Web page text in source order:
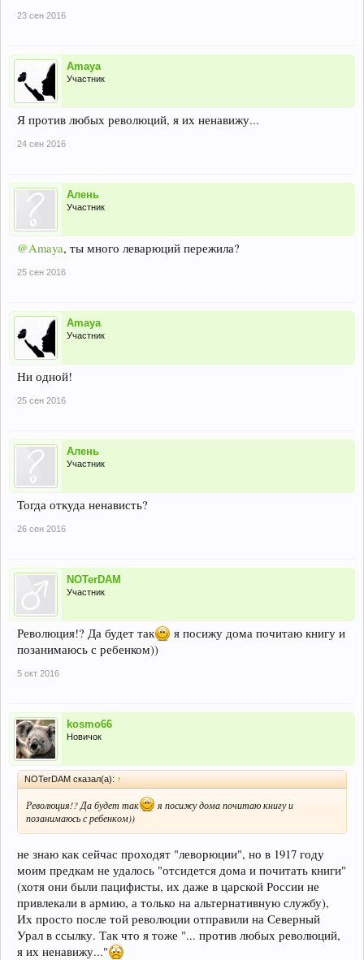
23 сен 2016
Amaya
Участник
Я против любых революций, я их ненавижу...
24 сен 2016
Алень
Участник
@Amaya, ты много леварюций пережила?
25 сен 2016
Amaya
Участник
Ни одной!
25 сен 2016
Алень
Участник
Тогда откуда ненависть?
26 сен 2016
NOTerDAM
Участник
Революция!? Да будет так
я посижу дома почитаю книгу и
позанимаюсь с ребенком))
5 окт 2016
kosmo66
Новичок
NOTerDAM сказал(а): ↑
Революция!? Да будет так
я посижу дома почитаю книгу и
позанимаюсь с ребенком))
не знаю как сейчас проходят "леворюции", но в 1917 году
моим предкам не удалось "отсидется дома и почитать книги"
(хотя они были пацифисты, их даже в царской России не
привлекали в армию, а только на альтернативную службу),
Их просто после той революции отправили на Северный
Урал в ссылку. Так что я тоже "... против любых революций,
я их ненавижу..."